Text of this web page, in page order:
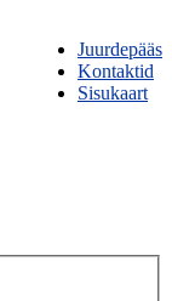
Juurdepääs
Kontaktid
Sisukaart